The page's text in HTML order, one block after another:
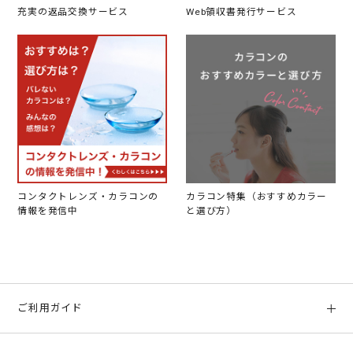
充実の返品交換サービス Web領収書発行サービス
コンタクトレンズ・カラコンの
情報を発信中
カラコン特集（おすすめカラー
と選び方）
ご利用ガイド